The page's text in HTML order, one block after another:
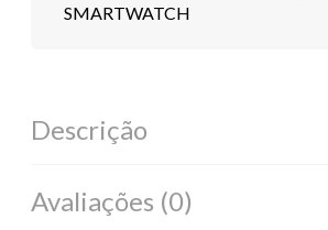
SMARTWATCH
Descrição
Avaliações (0)